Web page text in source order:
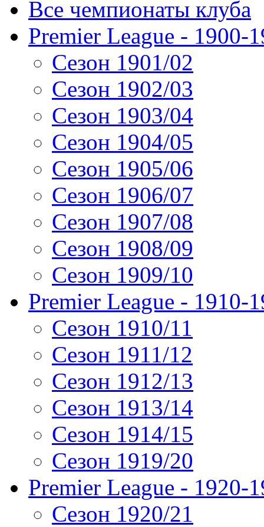
Все чемпионаты клуба
Premier League - 1900-
Сезон 1901/02
Сезон 1902/03
Сезон 1903/04
Сезон 1904/05
Сезон 1905/06
Сезон 1906/07
Сезон 1907/08
Сезон 1908/09
Сезон 1909/10
Premier League - 1910-
Сезон 1910/11
Сезон 1911/12
Сезон 1912/13
Сезон 1913/14
Сезон 1914/15
Сезон 1919/20
Premier League - 1920-
Сезон 1920/21